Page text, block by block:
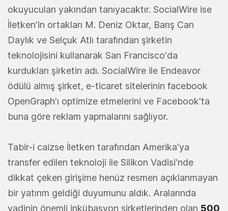
okuyucuları yakından tanıyacaktır. SocialWire ise
İletken'in ortakları M. Deniz Oktar, Barış Can
Daylık ve Selçuk Atlı tarafından şirketin
teknolojisini kullanarak San Francisco'da
kurdukları şirketin adı. SocialWire ile Endeavor
ödülü almış şirket, e-ticaret sitelerinin facebook
OpenGraph'ı optimize etmelerini ve Facebook'ta
buna göre reklam yapmalarını sağlıyor.
Tabir-i caizse İletken tarafından Amerika'ya
transfer edilen teknoloji ile Silikon Vadisi'nde
dikkat çeken girişime henüz resmen açıklanmayan
bir yatırım geldiği duyumunu aldık. Aralarında
vadinin önemli inkübasyon şirketlerinden olan 500